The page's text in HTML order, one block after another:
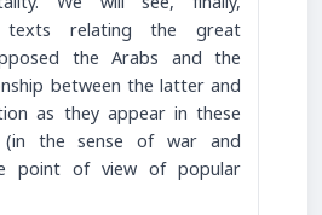
texts relating the great
the Arabs and the
between the latter and
as they appear in these
(in the sense of war and
point of view of popular